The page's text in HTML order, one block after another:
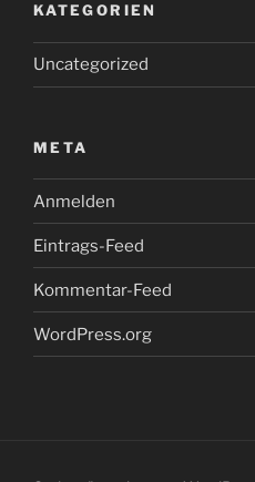
KATEGORIEN
Uncategorized
META
Anmelden
Eintrags-Feed
Kommentar-Feed
WordPress.org